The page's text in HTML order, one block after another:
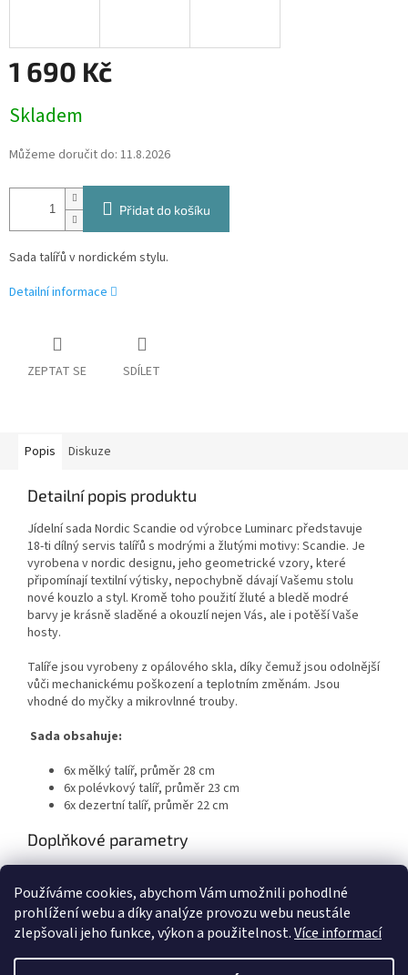
Používáme cookies, abychom Vám umožnili pohodlné
prohlížení webu a díky analýze provozu webu neustále
zlepšovali jeho funkce, výkon a použitelnost.Více informací
1 690 Kč
cena:
Skladem
Můžeme doručit do: 11.8.2026
Přidat do košíku
Sada talířů v nordickém stylu.
Detailní informace
ZEPTAT SE SDÍLET
Popis Diskuze
Detailní popis produktu
Jídelní sada Nordic Scandie od výrobce Luminarc představuje
18-ti dílný servis talířů s modrými a žlutými motivy: Scandie. Je
vyrobena v nordic designu, jeho geometrické vzory, které
připomínají textilní výtisky, nepochybně dávají Vašemu stolu
nové kouzlo a styl. Kromě toho použití žluté a bledě modré
barvy je krásně sladěné a okouzlí nejen Vás, ale i potěší Vaše
hosty.
Talíře jsou vyrobeny z opálového skla, díky čemuž jsou odolnější
vůči mechanickému poškození a teplotním změnám. Jsou
vhodné do myčky a mikrovlnné trouby.
Sada obsahuje:
6x mělký talíř, průměr 28 cm
6x polévkový talíř, průměr 23 cm
6x dezertní talíř, průměr 22 cm
Doplňkové parametry
EAN: 883314519389